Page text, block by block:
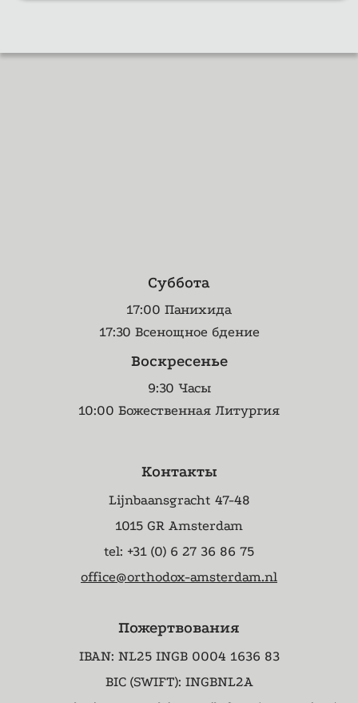
Суббота
17:00 Панихида
17:30 Всенощное бдение
Воскресенье
9:30 Часы
10:00 Божественная Литургия
Контакты
Lijnbaansgracht 47-48
1015 GR Amsterdam
tel: +31 (0) 6 27 36 86 75
office@orthodox-amsterdam.nl
Пожертвования
IBAN: NL25 INGB 0004 1636 83
BIC (SWIFT): INGBNL2A